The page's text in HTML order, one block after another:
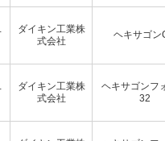
ダイキン工業株
式会社
ヘキサゴン
ダイキン工業株
式会社
ヘキサゴンフ
32